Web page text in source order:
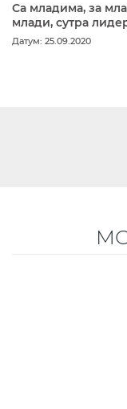
Са младима, за
млади, сутра
Датум: 25.09.2020